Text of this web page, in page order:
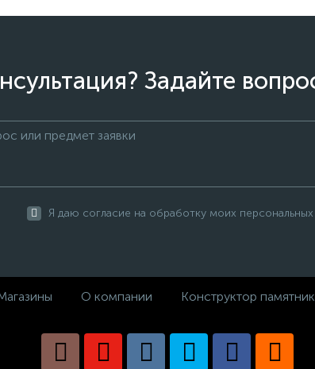
Задайте
Я даю согласие на обработку моих
О компании Конструктор